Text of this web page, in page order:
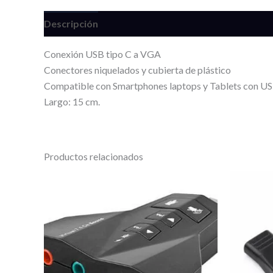
Descripción
Conexión USB tipo C a VGA
Conectores niquelados y cubierta de plástico
Compatible con Smartphones laptops y Tablets con
Largo: 15 cm.
Productos relacionados